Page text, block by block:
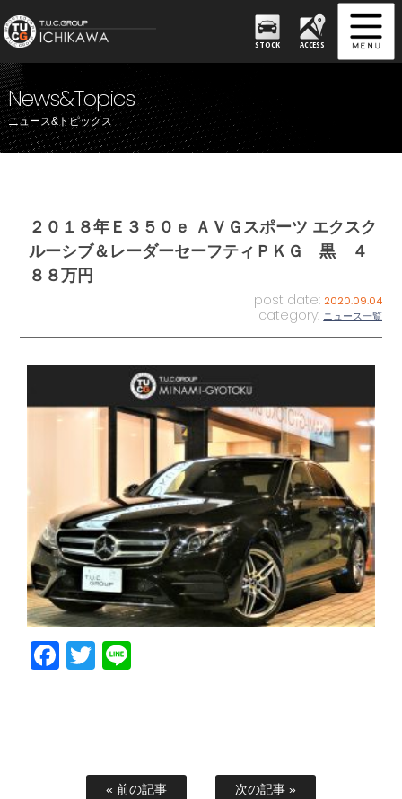
STOCK ACCESS
News&Topics
ニュース&トピックス
２０１８年Ｅ３５０ｅ ＡＶＧスポーツ エクスク
ルーシブ＆レーダーセーフティＰＫＧ 黒 ４
８８万円
post date: 2020.09.04
category: ニュース一覧
Facebook
Twitter
« 前の記事 次の記事 »